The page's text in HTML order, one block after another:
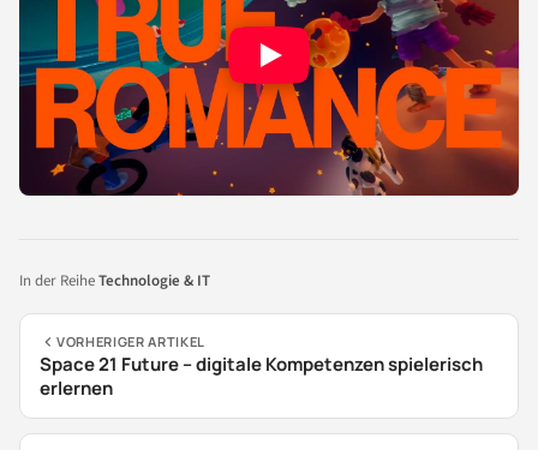
In der ReiheTechnologie & IT
VORHERIGER ARTIKEL
Space 21 Future – digitale Kompetenzen spielerisch
erlernen